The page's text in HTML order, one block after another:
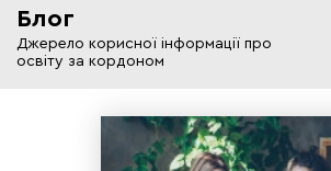
Блог
Джерело корисної інформації про
освіту за кордоном